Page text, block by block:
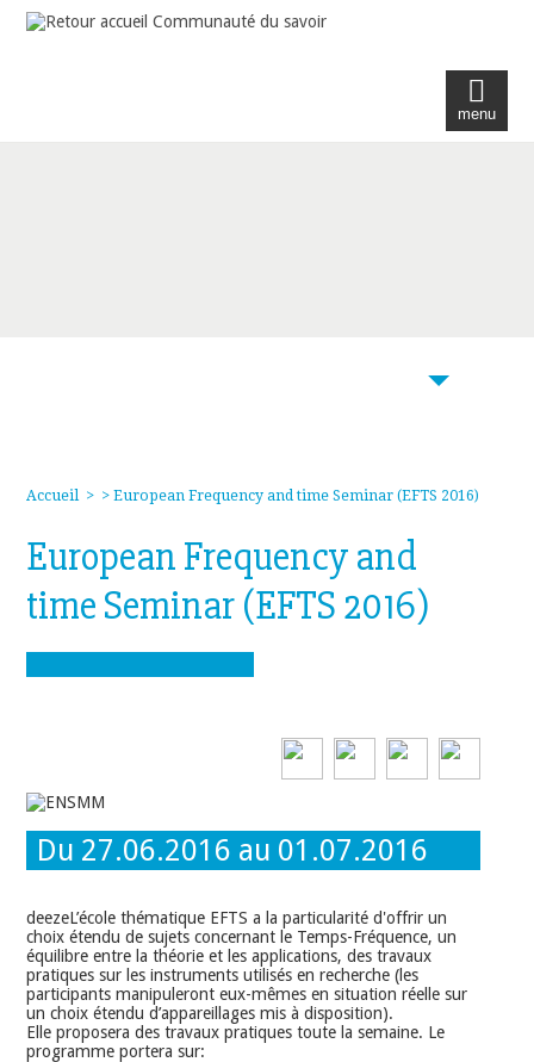
menu
Accueil> > European Frequency and time Seminar (EFTS 2016)
European Frequency and
time Seminar (EFTS 2016)
Du 27.06.2016 au 01.07.2016
deezeL’école thématique EFTS a la particularité d'offrir un
choix étendu de sujets concernant le Temps-Fréquence, un
équilibre entre la théorie et les applications, des travaux
pratiques sur les instruments utilisés en recherche (les
participants manipuleront eux-mêmes en situation réelle sur
un choix étendu d’appareillages mis à disposition).
Elle proposera des travaux pratiques toute la semaine. Le
programme portera sur: